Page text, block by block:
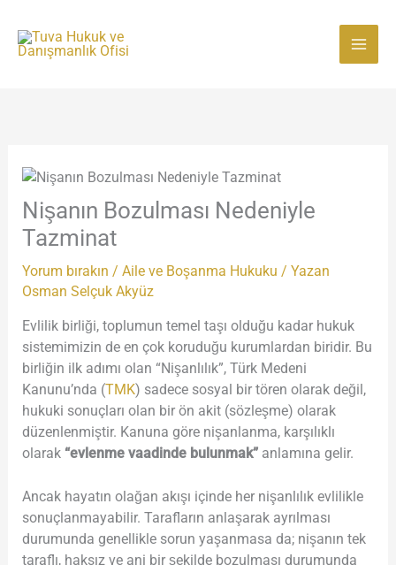
atla
Nişanın Bozulması Nedeniyle
Tazminat
Yorum bırakın / Aile ve Boşanma Hukuku / Yazan
Osman Selçuk Akyüz
Evlilik birliği, toplumun temel taşı olduğu kadar hukuk
sistemimizin de en çok koruduğu kurumlardan biridir. Bu
birliğin ilk adımı olan “Nişanlılık”, Türk Medeni
Kanunu’nda (TMK) sadece sosyal bir tören olarak değil,
hukuki sonuçları olan bir ön akit (sözleşme) olarak
düzenlenmiştir. Kanuna göre nişanlanma, karşılıklı
olarak “evlenme vaadinde bulunmak”anlamına gelir.
Ancak hayatın olağan akışı içinde her nişanlılık evlilikle
sonuçlanmayabilir. Tarafların anlaşarak ayrılması
durumunda genellikle sorun yaşanmasa da; nişanın tek
taraflı, haksız ve ani bir şekilde bozulması durumunda